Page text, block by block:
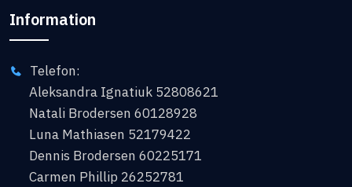
Information
Telefon:
Aleksandra Ignatiuk 52808621
Natali Brodersen 60128928
Luna Mathiasen 52179422
Dennis Brodersen 60225171
Carmen Phillip 26252781